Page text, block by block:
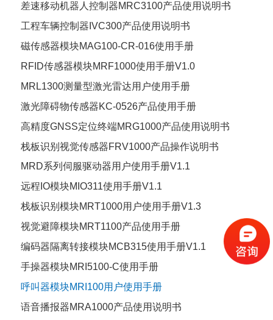
差速移动机器人控制器MRC3100产品使用说明书
工程车辆控制器IVC300产品使用说明书
磁传感器模块MAG100-CR-016使用手册
RFID传感器模块MRF1000使用手册V1.0
MRL1300测量型激光雷达用户使用手册
激光障碍物传感器KC-0526产品使用手册
高精度GNSS定位终端MRG1000产品使用说明书
栈板识别视觉传感器FRV1000产品操作说明书
MRD系列伺服驱动器用户使用手册V1.1
远程IO模块MIO311使用手册V1.1
栈板识别模块MRT1000用户使用手册V1.3
视觉避障模块MRT1100产品使用手册
编码器隔离转接模块MCB315使用手册V1.1
手操器模块MRI5100-C使用手册
呼叫器模块MRI100用户使用手册
语音播报器MRA1000产品使用说明书